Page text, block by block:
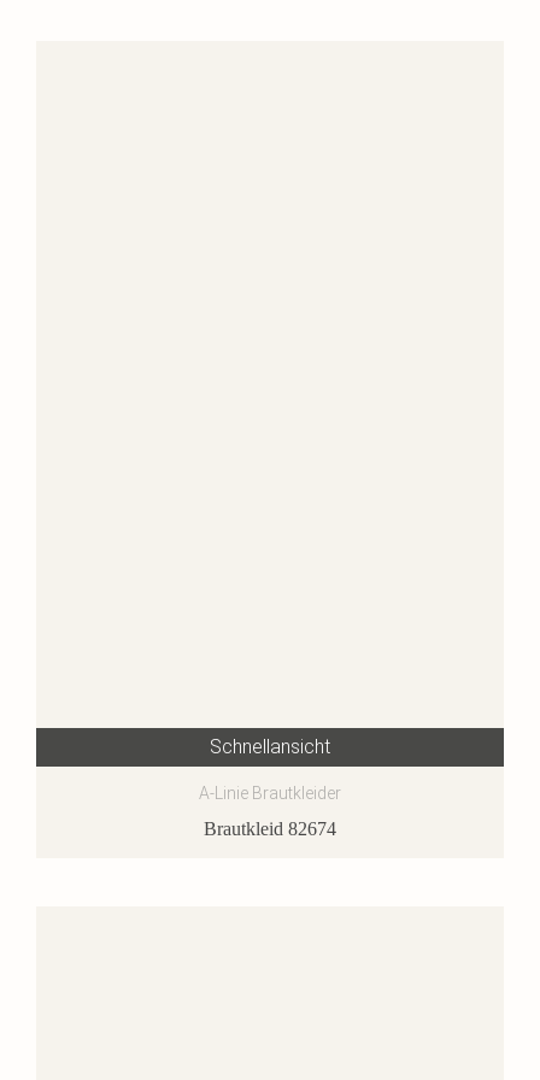
Schnellansicht
A-Linie Brautkleider
Brautkleid 82674